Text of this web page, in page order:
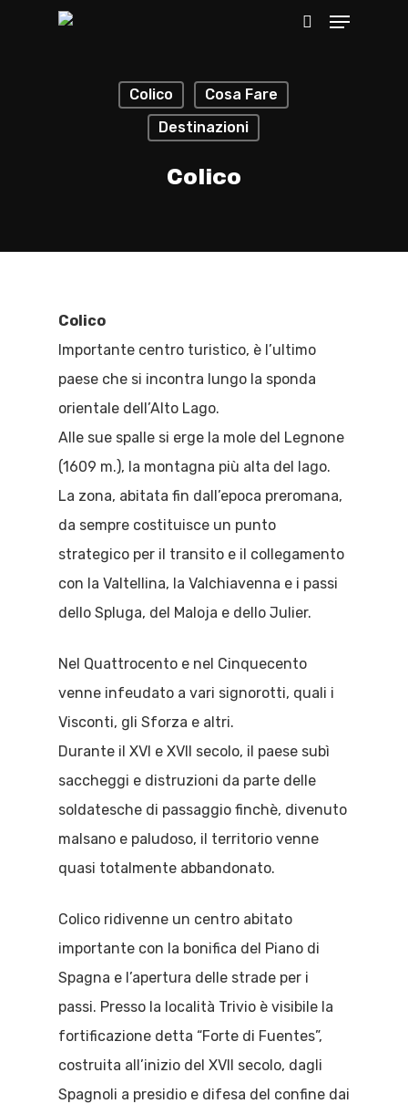
Hit enter to search or ESC to close
Colico
Cosa Fare
Destinazioni
Colico
Colico
Importante centro turistico, è l’ultimo
paese che si incontra lungo la sponda
orientale dell’Alto Lago.
Alle sue spalle si erge la mole del Legnone
(1609 m.), la montagna più alta del lago.
La zona, abitata fin dall’epoca preromana,
da sempre costituisce un punto
strategico per il transito e il collegamento
con la Valtellina, la Valchiavenna e i passi
dello Spluga, del Maloja e dello Julier.
Nel Quattrocento e nel Cinquecento
venne infeudato a vari signorotti, quali i
Visconti, gli Sforza e altri.
Durante il XVI e XVII secolo, il paese subì
saccheggi e distruzioni da parte delle
soldatesche di passaggio finchè, divenuto
malsano e paludoso, il territorio venne
quasi totalmente abbandonato.
Colico ridivenne un centro abitato
importante con la bonifica del Piano di
Spagna e l’apertura delle strade per i
passi. Presso la località Trivio è visibile la
fortificazione detta “Forte di Fuentes”,
costruita all’inizio del XVII secolo, dagli
Spagnoli a presidio e difesa del confine dai